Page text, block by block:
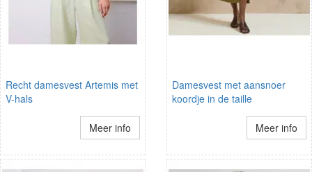
Recht damesvest Artemis met
V-hals
Meer info
Damesvest met aansnoer
koordje in de taille
Meer info